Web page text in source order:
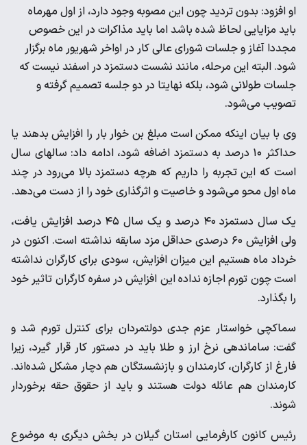
او افزود: بدون تردید چون این مصوبه وجود دارد، از اول مهرماه
باید مزایایی لحاظ شده باشد اما باید مذاکرات در این خصوص
مجددا آغاز و جلسات شورای عالی کار در اواخر شهریور ماه برگزار
شود. البته این مرحله، مانند نشست دستمزد در اسفند نیست که
جلسات طولانی شود، بلکه نهایتا در دو جلسه تصمیم‌ گرفته و
تصویب می‌شود.
وی با بیان اینکه ممکن است مبلغ بن خوار بار را افزایش بدهند یا
حداکثر ۱۰ درصد به دستمزد اضافه شود، ادامه داد: سالهای سال
است که این تجربه را داریم که هرچه دستمزد بالا می‌رود در چند
ماه اول محو می‌شود و خاصیت و اثرگذاری خود را از دست می‌دهد.
یک سال دستمزد ۴۰ درصد و یک سال ۴۵ درصد افزایش یافت،
ولی افزایش ۶۰ درصدی حداقل مزد سابقه نداشته است. اکنون در
خرداد ماه هستیم این میزان افزایش، سودی برای کارگران نداشته
است چون تورم اجازه نداده این افزایش در سفره کارگران تاثیر خود
را بگذارد.
سماکچی خواستار عزم جدی دولتمردان برای کنترل تورم شد و
گفت: ساماندهی نرخ ارز و طلا باید در دستور کار قرار گیرد، زیرا
فارغ از کارگران، کارمندان و بازنشستگان هم دچار مشکل شده‌اند.
کارمندان هم عائله دولت هستند و باید از حقوق حقه برخوردار
شوند.
رئیس کانون کارفرمایی استان گیلان در بخش دیگری به موضوع